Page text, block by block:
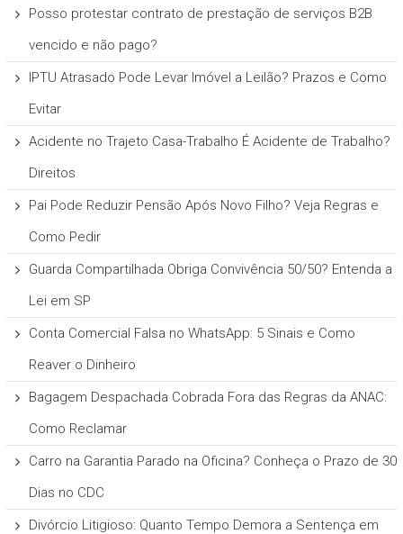
Posso protestar contrato de prestação de serviços B2B
vencido e não pago?
IPTU Atrasado Pode Levar Imóvel a Leilão? Prazos e Como
Evitar
Acidente no Trajeto Casa-Trabalho É Acidente de Trabalho?
Direitos
Pai Pode Reduzir Pensão Após Novo Filho? Veja Regras e
Como Pedir
Guarda Compartilhada Obriga Convivência 50/50? Entenda a
Lei em SP
Conta Comercial Falsa no WhatsApp: 5 Sinais e Como
Reaver o Dinheiro
Bagagem Despachada Cobrada Fora das Regras da ANAC:
Como Reclamar
Carro na Garantia Parado na Oficina? Conheça o Prazo de 30
Dias no CDC
Divórcio Litigioso: Quanto Tempo Demora a Sentença em